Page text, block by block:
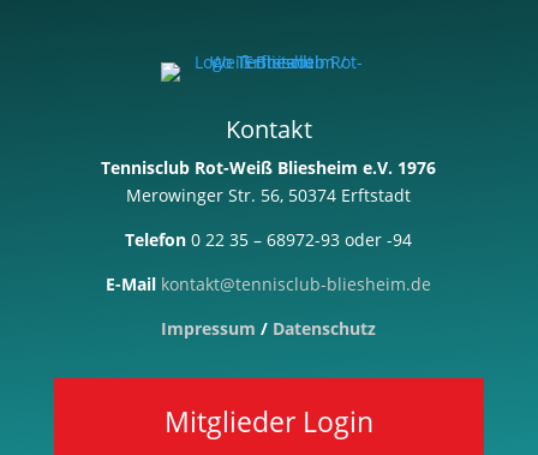
Kontakt
Tennisclub Rot-Weiß Bliesheim e.V. 1976
Merowinger Str. 56, 50374 Erftstadt
Telefon0 22 35 – 68972-93 oder -94
E-Mail kontakt@tennisclub-bliesheim.de
Impressum / Datenschutz
Mitglieder Login